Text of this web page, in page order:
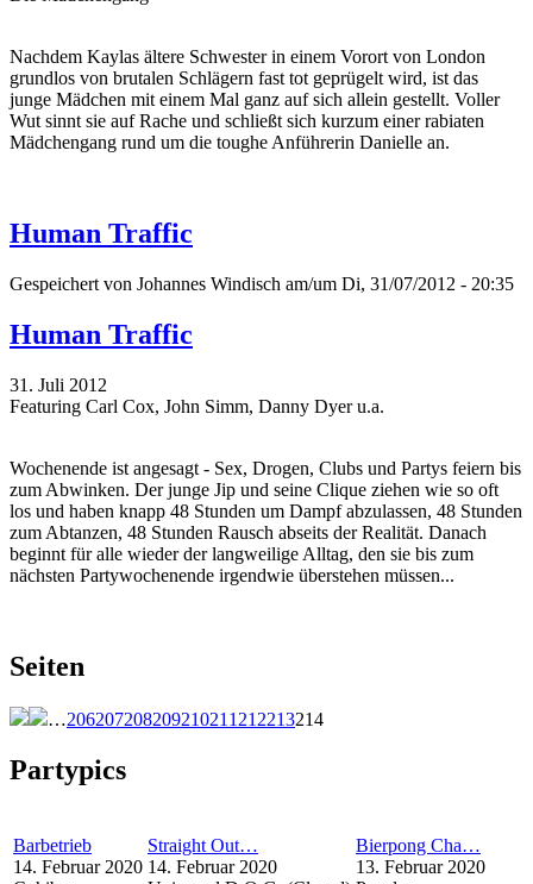
Nachdem Kaylas ältere Schwester in einem Vorort von London
grundlos von brutalen Schlägern fast tot geprügelt wird, ist das
junge Mädchen mit einem Mal ganz auf sich allein gestellt. Voller
Wut sinnt sie auf Rache und schließt sich kurzum einer rabiaten
Mädchengang rund um die toughe Anführerin Danielle an.
Human Traffic
Gespeichert von Johannes Windisch am/um Di, 31/07/2012 - 20:35
Human Traffic
31. Juli 2012
Featuring Carl Cox, John Simm, Danny Dyer u.a.
Wochenende ist angesagt - Sex, Drogen, Clubs und Partys feiern bis
zum Abwinken. Der junge Jip und seine Clique ziehen wie so oft
los und haben knapp 48 Stunden um Dampf abzulassen, 48 Stunden
zum Abtanzen, 48 Stunden Rausch abseits der Realität. Danach
beginnt für alle wieder der langweilige Alltag, den sie bis zum
nächsten Partywochenende irgendwie überstehen müssen...
Seiten
…206207208209210211 212213214
Partypics
Barbetrieb
14. Februar 2020
Straight Out…
14. Februar 2020
Bierpong Cha…
13. Februar 2020